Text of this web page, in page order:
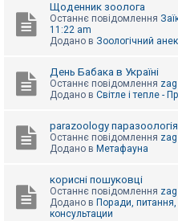
Щоденник зоолога
Останнє повідомлення
11:22 am
Додано в Зоологічний
День Бабака в Україні
Останнє повідомлення zag
Додано в Світле і тепле -
parazoology паразоологія
Останнє повідомлення zag
Додано в Метафауна
корисні пошуковці
Останнє повідомлення zag
Додано в Поради, питання,
консультации